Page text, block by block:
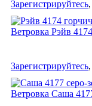
Зарегистрируйтесь
Ветровка Рэйв
Зарегистрируйтесь
Ветровка Саша